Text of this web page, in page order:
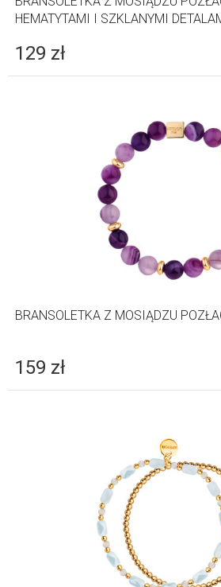
HEMATYTAMI I SZKLANYMI
129 zł
BRANSOLETKA Z MOSIĄDZU
159 zł